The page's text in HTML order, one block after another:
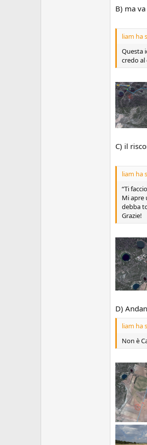
B) ma
liam ha
Questa
credo
C) il
liam ha
“Ti
Mi apre
debba
Grazie!
D)
liam ha
Non è